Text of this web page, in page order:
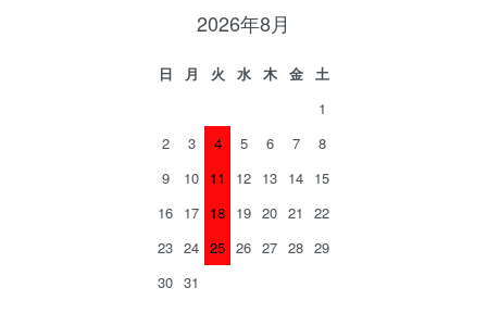
2026年8月
日 月 火 水 木 金
土
1
2
3 4 5 6 7
8
9
10 11 12 13 14 15
16 17 18 19 20 21
22
23 24 25 26 27 28 29
30 31